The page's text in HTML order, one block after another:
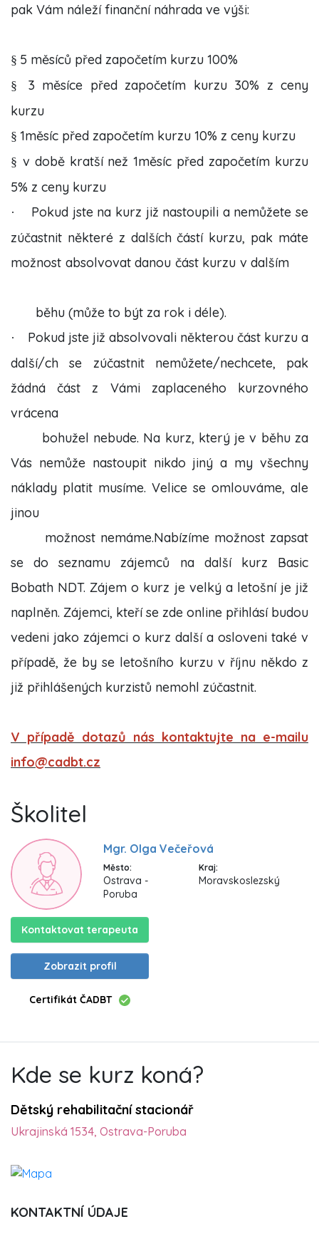
pak Vám náleží finanční náhrada ve výši:
§ 5 měsíců před započetím kurzu 100%
§
3 měsíce před započetím kurzu 30% z ceny
kurzu
§ 1měsíc před započetím kurzu 10% z ceny kurzu
§ v době kratší než 1měsíc před započetím kurzu
5% z ceny kurzu
·
Pokud jste na kurz již nastoupili a nemůžete se
zúčastnit některé z dalších částí kurzu, pak máte
možnost absolvovat danou část kurzu v dalším
běhu (může to být za rok i déle).
·
Pokud jste již absolvovali některou část kurzu a
další/ch se zúčastnit nemůžete/nechcete, pak
žádná část z Vámi zaplaceného kurzovného
vrácena
bohužel nebude. Na kurz, který je v běhu za
Vás nemůže nastoupit nikdo jiný a my všechny
náklady platit musíme. Velice se omlouváme, ale
jinou
možnost nemáme.Nabízíme možnost zapsat
se do seznamu zájemců na další kurz Basic
Bobath NDT. Zájem o kurz je velký a letošní je již
naplněn. Zájemci, kteří se zde online přihlásí budou
vedeni jako zájemci o kurz další a osloveni také v
případě, že by se letošního kurzu v říjnu někdo z
již přihlášených kurzistů nemohl zúčastnit.
V případě dotazů nás kontaktujte na e-mailu
info@cadbt.cz
Školitel
Mgr. Olga Večeřová
Město:
Ostrava -
Poruba
Kraj:
Moravskoslezský
Kontaktovat terapeuta
Zobrazit profil
Certifikát ČADBT
Kde se kurz koná?
Dětský rehabilitační stacionář
Ukrajinská 1534, Ostrava-Poruba
KONTAKTNÍ ÚDAJE